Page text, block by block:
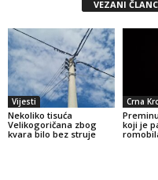
VEZANI
Vijesti
Nekoliko tisuća
Velikogoričana zbog
kvara bilo bez struje
Crna
koji je